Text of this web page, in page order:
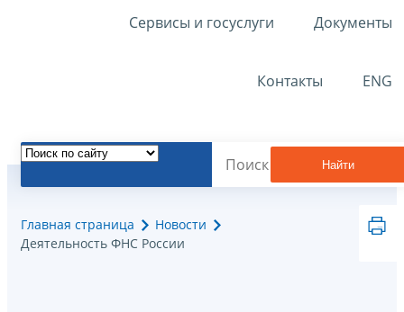
Сервисы и госуслуги Документы
Контакты ENG
Найти
Главная страница
Новости
Деятельность ФНС России